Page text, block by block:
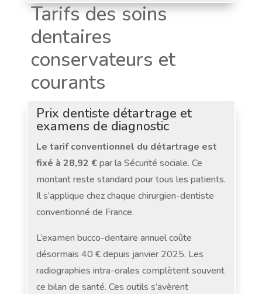
Tarifs des soins
dentaires
conservateurs et
courants
Prix dentiste détartrage et
examens de diagnostic
Le tarif conventionnel du détartrage est
fixé à 28,92 €par la Sécurité sociale. Ce
montant reste standard pour tous les patients.
Il s’applique chez chaque chirurgien-dentiste
conventionné de France.
L’examen bucco-dentaire annuel coûte
désormais 40 € depuis janvier 2025. Les
radiographies intra-orales complètent souvent
ce bilan de santé. Ces outils s’avèrent